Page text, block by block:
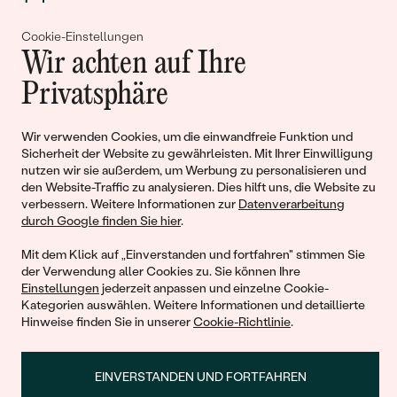
Cookie-Einstellungen
Wir achten auf Ihre
Privatsphäre
Wir verwenden Cookies, um die einwandfreie Funktion und
Sicherheit der Website zu gewährleisten. Mit Ihrer Einwilligung
nutzen wir sie außerdem, um Werbung zu personalisieren und
den Website-Traffic zu analysieren. Dies hilft uns, die Website zu
verbessern. Weitere Informationen zur Datenverarbeitung
durch Google finden Sie hier.
Mit dem Klick auf „Einverstanden und fortfahren" stimmen Sie
der Verwendung aller Cookies zu. Sie können Ihre
Einstellungen jederzeit anpassen und einzelne Cookie-
Kategorien auswählen. Weitere Informationen und detaillierte
Hinweise finden Sie in unsererCookie-Richtlinie.
EINVERSTANDEN UND FORTFAHREN
Gemeinsam erschaffen wir
Geschichten von Schönheit und
Liebe
Begleiten Sie uns!